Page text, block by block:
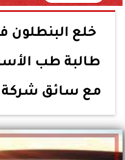
خلع البنطلون
طالبة طب
مع سائق شركة